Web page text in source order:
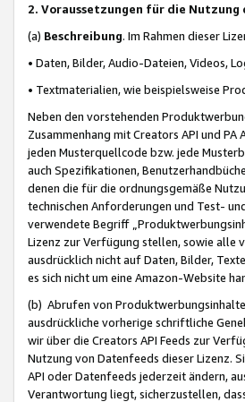
2. Voraussetzungen für die Nutzung
(a) Beschreibung. Im Rahmen dieser
• Daten, Bilder, Audio-Dateien, Videos,
• Textmaterialien, wie beispielsweise
Neben den vorstehenden
Zusammenhang mit Creators API und
jeden Musterquellcode bzw. jede
auch Spezifikationen,
denen die für die ordnungsgemäße
technischen Anforderungen und Test-
verwendete Begriff
Lizenz zur Verfügung stellen, sowie alle
ausdrücklich nicht auf Daten, Bilder,
es sich nicht um eine Amazon-Website
(b) Abrufen von
ausdrückliche vorherige schriftliche
wir über die Creators API Feeds zur
Nutzung von Datenfeeds dieser Lizenz.
API oder Datenfeeds jederzeit ändern,
Verantwortung liegt, sicherzustellen,